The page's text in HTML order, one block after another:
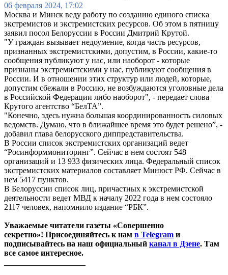
06 февраля 2024, 17:02
Москва и Минск веду работу по созданию единого списка
экстремистов и экстремистских ресурсов. Об этом в пятницу
заявил посол Белоруссии в России Дмитрий Крутой.
"У граждан вызывает недоумение, когда часть ресурсов,
признанных экстремистскими, допустим, в России, какие-то
сообщения публикуют у нас, или наоборот - которые
признаны экстремистскими у нас, публикуют сообщения в
России. И в отношении этих структур или людей, которые,
допустим сбежали в Россию, не возбуждаются уголовные дела
в Российской Федерации либо наоборот", - передает слова
Крутого агентство “БелТА”.
"Конечно, здесь нужна большая координированность силовых
ведомств. Думаю, что в ближайшее время это будет решено”, -
добавил глава белорусского диппредставительства.
В России список экстремистских организаций ведет
“Росинформмониторинг”. Сейчас в нем состоят 548
организаций и 13 933 физических лица. Федеральный список
экстремистских материалов составляет Минюст РФ. Сейчас в
нем 5417 пунктов.
В Белоруссии список лиц, причастных к экстремистской
деятельности ведет МВД к началу 2022 года в нем состояло
2117 человек, напомнило издание “РБК”.
Уважаемые читатели газеты «Совершенно
секретно»! Присоединяйтесь к нам в Telegram и
подписывайтесь на наш официальный канал в Дзене. Там
все самое интересное.